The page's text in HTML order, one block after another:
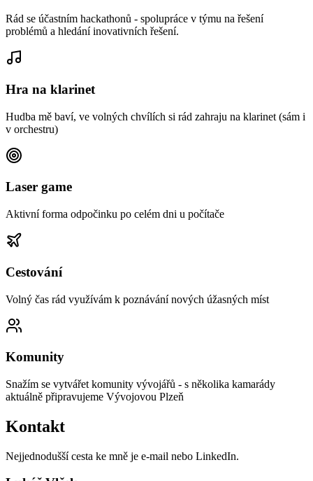
Rád se účastním hackathonů - spolupráce v týmu na řešení
problémů a hledání inovativních řešení.
Hra na klarinet
Hudba mě baví, ve volných chvílích si rád zahraju na klarinet (sám i
v orchestru)
Laser game
Aktivní forma odpočinku po celém dni u počítače
Cestování
Volný čas rád využívám k poznávání nových úžasných míst
Komunity
Snažím se vytvářet komunity vývojářů - s několika kamarády
aktuálně připravujeme Vývojovou Plzeň
Kontakt
Nejjednodušší cesta ke mně je e-mail nebo LinkedIn.